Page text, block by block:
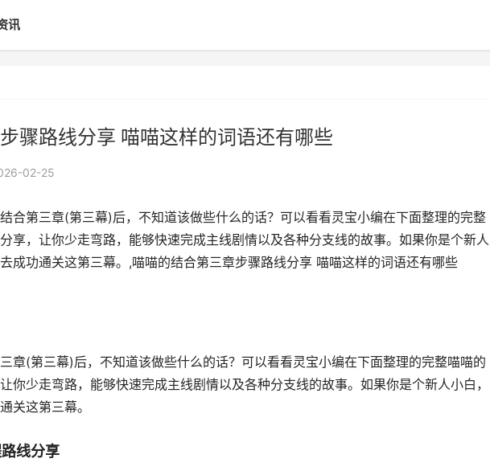
讯
骤路线分享 喵喵这样的词语还有哪些
02-25
合第三章(第三幕)后，不知道该做些什么的话？可以看看灵宝小编在下面整理的完整
享，让你少走弯路，能够快速完成主线剧情以及各种分支线的故事。如果你是个新人
成功通关这第三幕。,喵喵的结合第三章步骤路线分享 喵喵这样的词语还有哪些
章(第三幕)后，不知道该做些什么的话？可以看看灵宝小编在下面整理的完整喵喵的
你少走弯路，能够快速完成主线剧情以及各种分支线的故事。如果你是个新人小白，
关这第三幕。
线分享